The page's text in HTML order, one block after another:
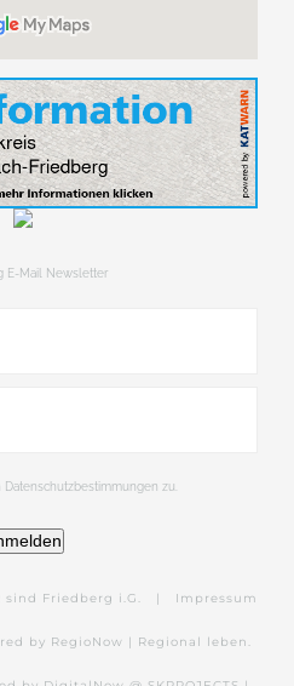
E-Mail Newsletter
Datenschutzbestimmungen zu.
sind Friedberg i.G. | Impressum
by RegioNow | Regional leben.